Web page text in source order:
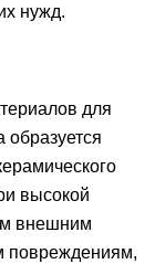
нужд.
для
образуется
высокой
внешним
повреждениям,